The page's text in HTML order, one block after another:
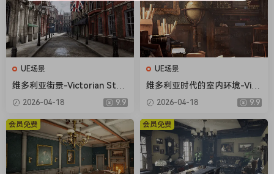
UE场景
维多利亚街景-Victorian Stre
et 2026-04-18 9.9
UE场景
维多利亚时代的室内环境-Vict
orian Interior Environment
2026-04-18 9.9
会员免费 会员免费